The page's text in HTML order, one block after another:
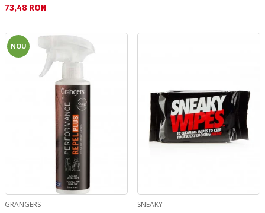
Текуща цена:
73,48 RON
NOU
GRANGERS SNEAKY